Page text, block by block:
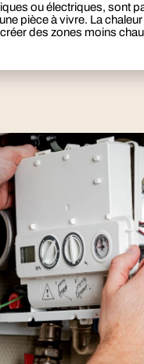
ou électriques, sont
pièce à vivre. La
des zones moins